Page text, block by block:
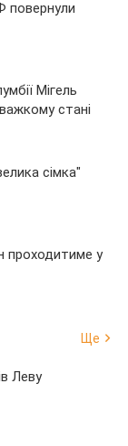
повернули
Мігель
стані
сімка"
проходитиме у
Ще
Леву